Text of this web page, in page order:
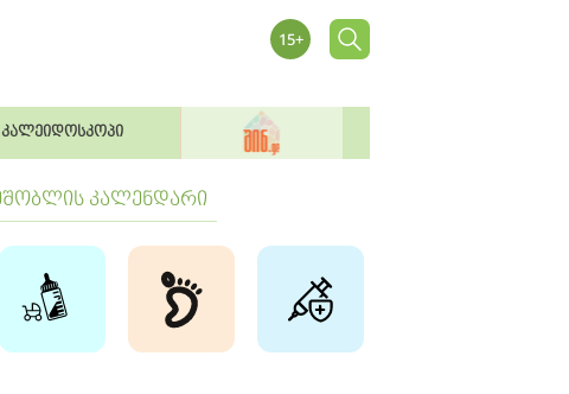
კალეიდოსკოპი
კალენდარი